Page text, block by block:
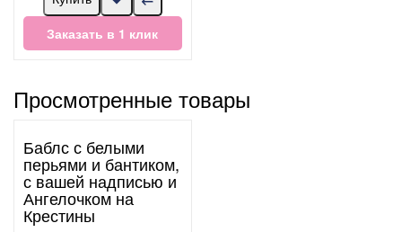
Заказать в 1 клик
Просмотренные товары
Баблс с белыми
перьями и бантиком,
с вашей надписью и
Ангелочком на
Крестины